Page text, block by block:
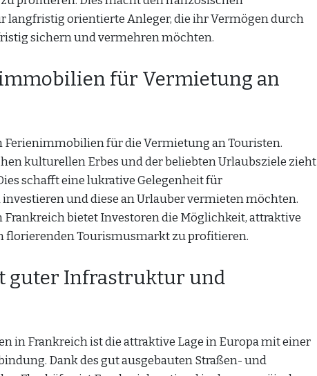
orientierte Anleger, die ihr Vermögen durch
sichern und vermehren möchten.
für Vermietung an
für die Vermietung an Touristen.
kulturellen Erbes und der beliebten Urlaubsziele zieht
schafft eine lukrative Gelegenheit für
und diese an Urlauber vermieten möchten.
bietet Investoren die Möglichkeit, attraktive
florierenden Tourismusmarkt zu profitieren.
guter Infrastruktur und
in Frankreich ist die attraktive Lage in Europa mit einer
Dank des gut ausgebauten Straßen- und